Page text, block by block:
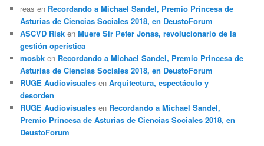
reas en Recordando a Michael Sandel, Premio Princesa de
Asturias de Ciencias Sociales 2018, en DeustoForum
ASCVD Risk enMuere Sir Peter Jonas, revolucionario de la
gestión operística
mosbk en Recordando a Michael Sandel, Premio Princesa de
Asturias de Ciencias Sociales 2018, en DeustoForum
RUGE Audiovisuales enArquitectura, espectáculo y
desorden
RUGE Audiovisuales en Recordando a Michael Sandel,
Premio Princesa de Asturias de Ciencias Sociales 2018, en
DeustoForum